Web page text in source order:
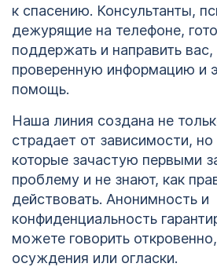
к спасению. Консультанты,
дежурящие на телефоне,
поддержать и направить
проверенную информацию и
помощь.
Наша линия создана не
страдает от зависимости,
которые зачастую первыми
проблему и не знают, как
действовать. Анонимность и
конфиденциальность
можете говорить
осуждения или огласки.